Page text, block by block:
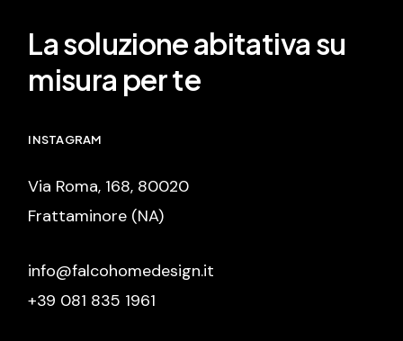
La soluzione abitativa su
misura per te
INSTAGRAM
Via Roma, 168, 80020
Frattaminore (NA)
info@falcohomedesign.it
+39 081 835 1961